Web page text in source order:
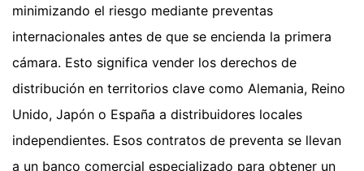
minimizando el riesgo mediante preventas
internacionales antes de que se encienda la primera
cámara. Esto significa vender los derechos de
distribución en territorios clave como Alemania, Reino
Unido, Japón o España a distribuidores locales
independientes. Esos contratos de preventa se llevan
a un banco comercial especializado para obtener un